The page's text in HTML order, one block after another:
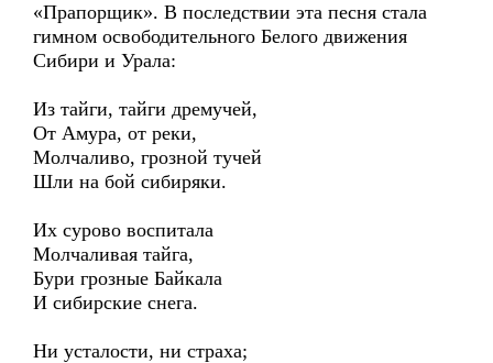
«Прапорщик». В последствии эта песня стала
гимном освободительного Белого движения
Сибири и Урала:
Из тайги, тайги дремучей,
От Амура, от реки,
Молчаливо, грозной тучей
Шли на бой сибиряки.
Их сурово воспитала
Молчаливая тайга,
Бури грозные Байкала
И сибирские снега.
Ни усталости, ни страха;